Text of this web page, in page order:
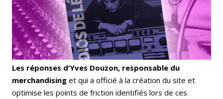
Les réponses d’Yves Douzon, responsable du
merchandising et qui a officié à la création du site et
optimise les points de friction identifiés lors de ces